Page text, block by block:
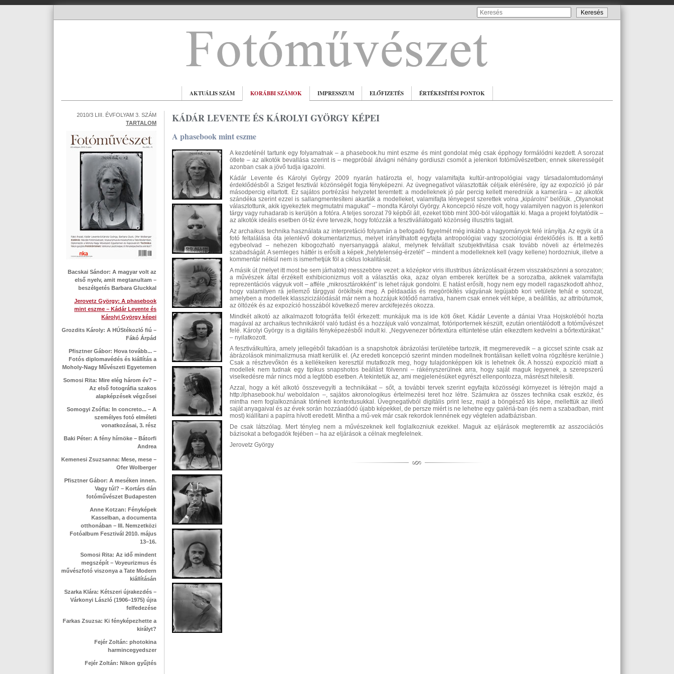
AKTUÁLIS SZÁM KORÁBBI SZÁMOK IMPRESSZUM ELŐFIZETÉS ÉRTÉKESÍTÉSI PONTOK
2010/3 LIII. ÉVFOLYAM 3. SZÁM
TARTALOM
Bacskai Sándor: A magyar volt az
első nyelv, amit megtanultam –
beszélgetés Barbara Gluckkal
Jerovetz György: A phasebook
mint eszme – Kádár Levente és
Károlyi György képei
Grozdits Károly: A HÚStékozló fiú –
Fákó Árpád
Pfisztner Gábor: Hova tovább... –
Fotós diplomavédés és kiállítás a
Moholy-Nagy Művészeti Egyetemen
Somosi Rita: Mire elég három év? –
Az első fotográfia szakos
alapképzések végzősei
Somogyi Zsófia: In concreto... – A
személyes fotó elméleti
vonatkozásai, 3. rész
Baki Péter: A fény hírnöke – Bátorfi
Andrea
Kemenesi Zsuzsanna: Mese, mese –
Ofer Wolberger
Pfisztner Gábor: A meséken innen.
Vagy túl? – Kortárs dán
fotóművészet Budapesten
Anne Kotzan: Fényképek
Kasselban, a documenta
otthonában – III. Nemzetközi
Fotóalbum Fesztivál 2010. május
13–16.
Somosi Rita: Az idő mindent
megszépít – Voyeurizmus és
művészfotó viszonya a Tate Modern
kiállításán
Szarka Klára: Kétszeri újrakezdés –
Várkonyi László (1906–1975) újra
felfedezése
Farkas Zsuzsa: Ki fényképezhette a
királyt?
Fejér Zoltán: photokina
harmincegyedszer
Fejér Zoltán: Nikon gyűjtés
KÁDÁR LEVENTE ÉS KÁROLYI GYÖRGY KÉPEI
A phasebook mint eszme
A kezdeténél tartunk egy folyamatnak – a phasebook.hu mint eszme és mint gondolat még csak épphogy formálódni kezdett. A sorozat
ötlete – az alkotók bevallása szerint is – megpróbál átvágni néhány gordiuszi csomót a jelenkori fotóművészetben; ennek sikerességét
azonban csak a jövő tudja igazolni.
Kádár Levente és Károlyi György 2009 nyarán határozta el, hogy valamifajta kultúr-antropológiai vagy társadalomtudományi
érdeklődésből a Sziget fesztivál közönségét fogja fényképezni. Az üvegnegatívot választották céljaik elérésére, így az expozíció jó pár
másodpercig eltartott. Ez sajátos portrézási helyzetet teremtett: a modelleknek jó pár percig kellett meredniük a kamerára – az alkotók
szándéka szerint ezzel is sallangmentesíteni akarták a modelleket, valamifajta lényegest szerettek volna „kipárolni” belőlük. „Olyanokat
választottunk, akik igyekeztek megmutatni magukat” – mondta Károlyi György. A koncepció része volt, hogy valamilyen nagyon is jelenkori
tárgy vagy ruhadarab is kerüljön a fotóra. A teljes sorozat 79 képből áll, ezeket több mint 300-ból válogatták ki. Maga a projekt folytatódik –
az alkotók ideális esetben öt-tíz évre tervezik, hogy fotózzák a fesztivállátogató közönség illusztris tagjait.
Az archaikus technika használata az interpretáció folyamán a befogadó figyelmét még inkább a hagyományok felé irányítja. Az egyik út a
fotó feltalálása óta jelenlévő dokumentarizmus, melyet irányíthatott egyfajta antropológiai vagy szociológiai érdeklődés is. Itt a kettő
egybeolvad – nehezen kibogozható nyersanyaggá alakul, melynek felvállalt szubjektivitása csak tovább növeli az értelmezés
szabadságát. A semleges háttér is erősíti a képek „helytelenség-érzetét” – mindent a modelleknek kell (vagy kellene) hordozniuk, illetve a
kommentár nélkül nem is ismerhetjük föl a ciklus lokalitását.
A másik út (melyet itt most be sem járhatok) messzebbre vezet: a középkor viris illustribus ábrázolásait érzem visszaköszönni a sorozaton;
a művészek által érzékelt exhibicionizmus volt a választás oka, azaz olyan emberek kerültek be a sorozatba, akiknek valamifajta
reprezentációs vágyuk volt – afféle „mikrosztárokként” is lehet rájuk gondolni. E hatást erősíti, hogy nem egy modell ragaszkodott ahhoz,
hogy valamilyen rá jellemző tárggyal örökítsék meg. A példaadás és megörökítés vágyának legújabb kori vetülete tehát e sorozat,
amelyben a modellek klasszicizálódását már nem a hozzájuk kötődő narratíva, hanem csak ennek vélt képe, a beállítás, az attribútumok,
az öltözék és az expozíció hosszából következő merev arckifejezés okozza.
Mindkét alkotó az alkalmazott fotográfia felől érkezett: munkájuk ma is ide köti őket. Kádár Levente a dániai Vraa Hojskoléból hozta
magával az archaikus technikákról való tudást és a hozzájuk való vonzalmat, fotóriporternek készült, ezután orientálódott a fotóművészet
felé. Károlyi György is a digitális fényképezésből indult ki. „Negyvenezer bőrtextúra eltüntetése után elkezdtem kedvelni a bőrtextúrákat.”
– nyilatkozott.
A fesztiválkultúra, amely jellegéből fakadóan is a snapshotok ábrázolási területébe tartozik, itt megmerevedik – a giccset szinte csak az
ábrázolások minimalizmusa miatt kerülik el. (Az eredeti koncepció szerint minden modellnek frontálisan kellett volna rögzítésre kerülnie.)
Csak a résztvevőkön és a kellékeiken keresztül mutatkozik meg, hogy tulajdonképpen kik is lehetnek ők. A hosszú expozíció miatt a
modellek nem tudnak egy tipikus snapshotos beállást fölvenni – rákényszerülnek arra, hogy saját maguk legyenek, a szerepszerű
viselkedésre már nincs mód a legtöbb esetben. A tekintetük az, ami megjelenésüket egyrészt ellenpontozza, másrészt hitelesíti.
Azzal, hogy a két alkotó összevegyíti a technikákat – sőt, a további tervek szerint egyfajta közösségi környezet is létrejön majd a
http://phasebook.hu/ weboldalon –, sajátos akronologikus értelmezési teret hoz létre. Számukra az összes technika csak eszköz, és
mintha nem foglalkoznának történeti kontextusukkal. Üvegnegatívból digitális print lesz, majd a böngésző kis képe, mellettük az illető
saját anyagaival és az évek során hozzáadódó újabb képekkel, de persze miért is ne lehetne egy galériá-ban (és nem a szabadban, mint
most) kiállítani a papírra hívott eredetit. Mintha a mű-vek már csak rekordok lennének egy végtelen adatbázisban.
De csak látszólag. Mert tényleg nem a művészeknek kell foglalkozniuk ezekkel. Maguk az eljárások megteremtik az asszociációs
bázisokat a befogadók fejében – ha az eljárások a célnak megfelelnek.
Jerovetz György